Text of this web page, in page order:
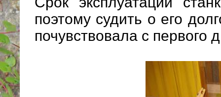
поэтому судить о его
почувствовала с первого